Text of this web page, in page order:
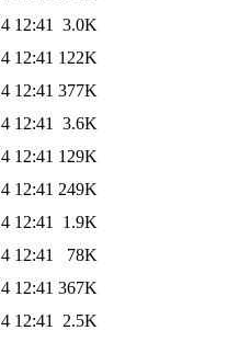
12:41
3.0K
12:41 122K
12:41 377K
12:41
3.6K
12:41 129K
12:41 249K
12:41
1.9K
12:41
78K
12:41 367K
12:41
2.5K